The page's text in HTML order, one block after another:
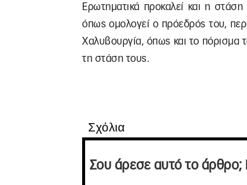
Ερωτηματικά προκαλεί και η στάση
όπως ομολογεί ο πρόεδρός του,
Χαλυβουργία, όπως και το πόρισμα
τη στάση τους.
Σχόλια
Σου άρεσε αυτό το άρθρο;